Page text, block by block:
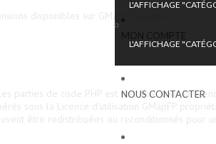
L'AFFICHAGE
L'AFFICHAGE
MON COMPTE
NOUS CONTACTER
parties de code PHP est distribué sous la licence